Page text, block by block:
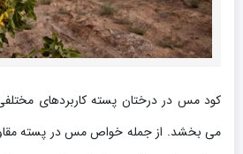
کود مس در درختان پسته کاربردهای
می بخشد. از جمله خواص مس در پسته